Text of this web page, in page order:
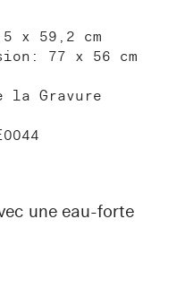
x 59,2 cm
77 x 56 cm
la Gravure
une eau-forte